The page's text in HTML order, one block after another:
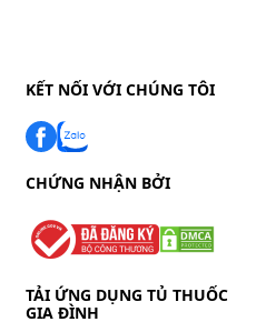
KẾT NỐI VỚI CHÚNG TÔI
CHỨNG NHẬN BỞI
TẢI ỨNG DỤNG TỦ THUỐC
GIA ĐÌNH